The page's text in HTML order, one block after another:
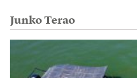
Junko Terao